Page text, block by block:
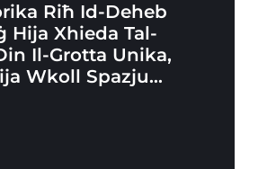
Riħ Id-Deheb
Hija Xhieda Tal-
Il-Grotta Unika,
Wkoll Spazju…